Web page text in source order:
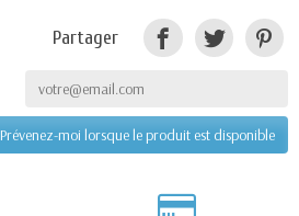
Partager
Prévenez-moi lorsque le produit est disponible